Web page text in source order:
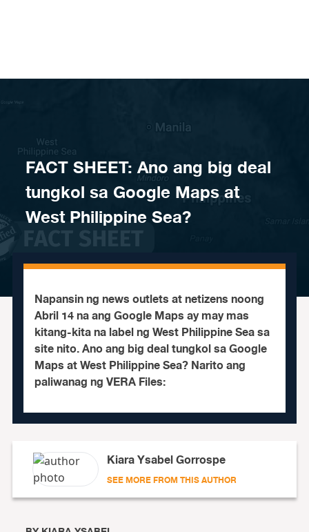
FACT SHEET: Ano ang big deal
tungkol sa Google Maps at
West Philippine Sea?
Napansin ng news outlets at netizens noong
Abril 14 na ang Google Maps ay may mas
kitang-kita na label ng West Philippine Sea sa
site nito. Ano ang big deal tungkol sa Google
Maps at West Philippine Sea? Narito ang
paliwanag ng VERA Files:
Kiara Ysabel Gorrospe
SEE MORE FROM THIS AUTHOR